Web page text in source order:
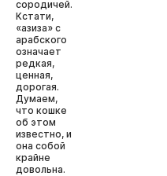
сородичей.
Кстати,
«азиза» с
арабского
означает
редкая,
ценная,
дорогая.
Думаем,
что кошке
об этом
известно, и
она собой
крайне
довольна.